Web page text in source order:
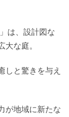
は、設計図な
大な庭。
しと驚きを与え
が地域に新たな